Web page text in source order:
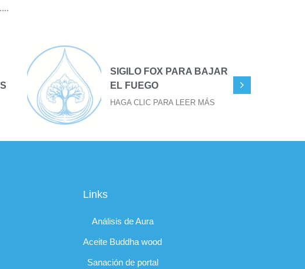
TU EVOLUCIÓN EN TU
TERCER OJO
HAGA CLIC PARA LEER MÁS
Links
Análisis de Aura
Aceite Buddha wood
Sanación de portal